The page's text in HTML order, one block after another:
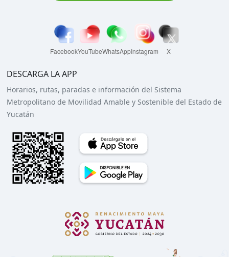
FacebookYouTubeWhatsAppInstagram X
DESCARGA LA APP
Horarios, rutas, paradas e información del Sistema
Metropolitano de Movilidad Amable y Sostenible del Estado de
Yucatán